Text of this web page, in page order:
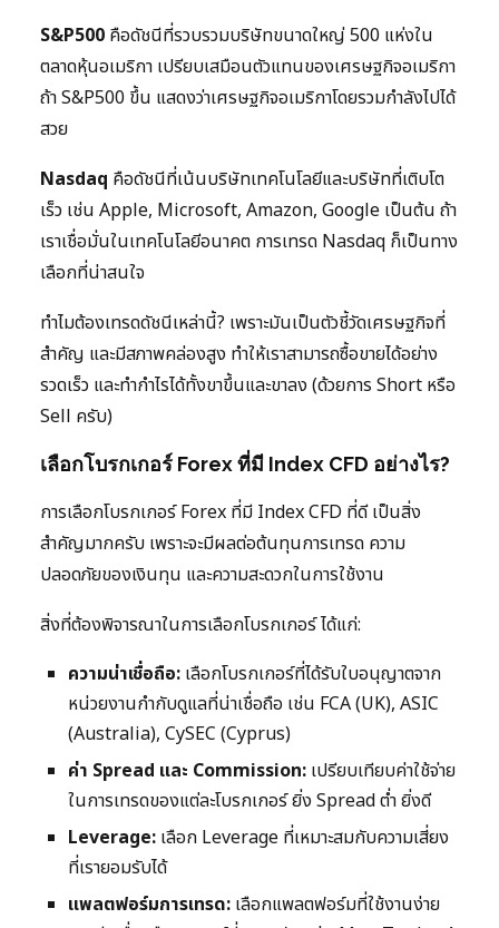
S&P500 คือดัชนีที่รวบรวมบริษัทขนาดใหญ่ 500 แห่งใน
ตลาดหุ้นอเมริกา เปรียบเสมือนตัวแทนของเศรษฐกิจอเมริกา
ถ้า S&P500 ขึ้น แสดงว่าเศรษฐกิจอเมริกาโดยรวมกำลังไปได้
สวย
Nasdaq คือดัชนีที่เน้นบริษัทเทคโนโลยีและบริษัทที่เติบโต
เร็ว เช่น Apple, Microsoft, Amazon, Google เป็นต้น ถ้า
เราเชื่อมั่นในเทคโนโลยีอนาคต การเทรด Nasdaq ก็เป็นทาง
เลือกที่น่าสนใจ
ทำไมต้องเทรดดัชนีเหล่านี้? เพราะมันเป็นตัวชี้วัดเศรษฐกิจที่
สำคัญ และมีสภาพคล่องสูง ทำให้เราสามารถซื้อขายได้อย่าง
รวดเร็ว และทำกำไรได้ทั้งขาขึ้นและขาลง (ด้วยการ Short หรือ
Sell ครับ)
เลือกโบรกเกอร์ Forex ที่มี Index CFD อย่างไร?
การเลือกโบรกเกอร์ Forex ที่มี Index CFD ที่ดี เป็นสิ่ง
สำคัญมากครับ เพราะจะมีผลต่อต้นทุนการเทรด ความ
ปลอดภัยของเงินทุน และความสะดวกในการใช้งาน
สิ่งที่ต้องพิจารณาในการเลือกโบรกเกอร์ ได้แก่:
ความน่าเชื่อถือ: เลือกโบรกเกอร์ที่ได้รับใบอนุญาตจาก
หน่วยงานกำกับดูแลที่น่าเชื่อถือ เช่น FCA (UK), ASIC
(Australia), CySEC (Cyprus)
ค่า Spread และ Commission: เปรียบเทียบค่าใช้จ่าย
ในการเทรดของแต่ละโบรกเกอร์ ยิ่ง Spread ต่ำ ยิ่งดี
Leverage: เลือก Leverage ที่เหมาะสมกับความเสี่ยง
ที่เรายอมรับได้
แพลตฟอร์มการเทรด: เลือกแพลตฟอร์มที่ใช้งานง่าย